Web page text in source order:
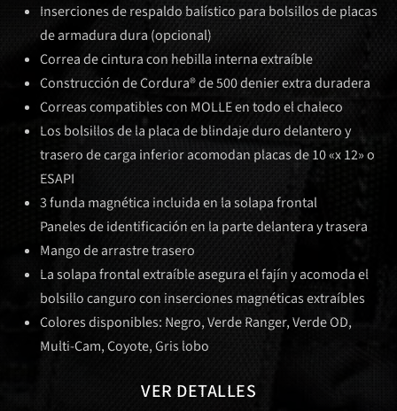
Inserciones de respaldo balístico para bolsillos de placas
de armadura dura (opcional)
Correa de cintura con hebilla interna extraíble
Construcción de Cordura® de 500 denier extra duradera
Correas compatibles con MOLLE en todo el chaleco
Los bolsillos de la placa de blindaje duro delantero y
trasero de carga inferior acomodan placas de 10 «x 12» o
ESAPI
3 funda magnética incluida en la solapa frontal
Paneles de identificación en la parte delantera y trasera
Mango de arrastre trasero
La solapa frontal extraíble asegura el fajín y acomoda el
bolsillo canguro con inserciones magnéticas extraíbles
Colores disponibles: Negro, Verde Ranger, Verde OD,
Multi-Cam, Coyote, Gris lobo
VER DETALLES